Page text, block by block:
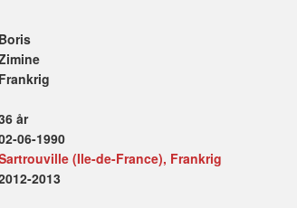
Boris
Frankrig
år
06-1990
(Ile-de-France), Frankrig
2013